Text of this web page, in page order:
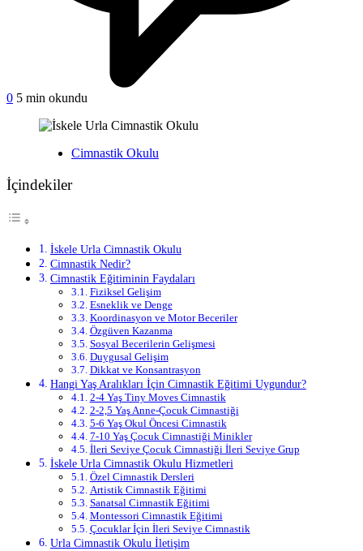
0 on
5 min okundu
YayınlananCimnastik Okulu
İçindekiler
İskele Urla Cimnastik Okulu
Cimnastik Nedir?
Cimnastik Eğitiminin Faydaları
Fiziksel Gelişim
Esneklik ve Denge
Koordinasyon ve Motor Beceriler
Özgüven Kazanma
Sosyal Becerilerin Gelişmesi
Duygusal Gelişim
Dikkat ve Konsantrasyon
Hangi Yaş Aralıkları İçin Cimnastik Eğitimi Uygundur?
2-4 Yaş Tiny Moves Cimnastik
2-2,5 Yaş Anne-Çocuk Cimnastiği
5-6 Yaş Okul Öncesi Cimnastik
7-10 Yaş Çocuk Cimnastiği Minikler
İleri Seviye Çocuk Cimnastiği İleri Seviye Grup
İskele Urla Cimnastik Okulu Hizmetleri
Özel Cimnastik Dersleri
Artistik Cimnastik Eğitimi
Sanatsal Cimnastik Eğitimi
Montessori Cimnastik Eğitimi
Çocuklar İçin İleri Seviye Cimnastik
Urla Cimnastik Okulu İletişim